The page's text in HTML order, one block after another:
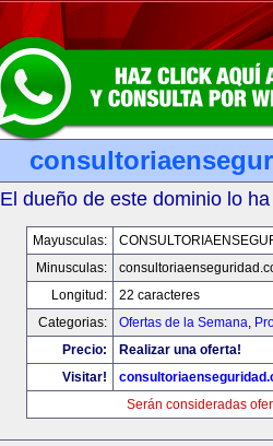
El dueño de este dominio lo
Mayusculas:
Minusculas:
Longitud:
22 caracteres
Categorias:
Ofertas de la Semana,
Precio:
Realizar una oferta!
Visitar!
Serán consideradas